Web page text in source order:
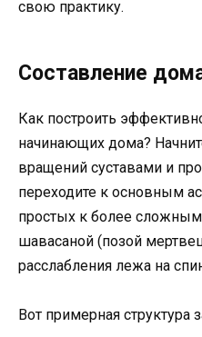
свою практику.
Составление
Как построить
начинающих дома?
вращений суставами и
переходите к основным
простых к более
шавасаной (позой
расслабления лежа на
Вот примерная структура